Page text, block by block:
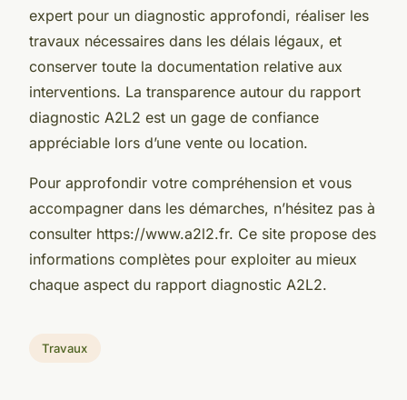
expert pour un diagnostic approfondi, réaliser les
travaux nécessaires dans les délais légaux, et
conserver toute la documentation relative aux
interventions. La transparence autour du rapport
diagnostic A2L2 est un gage de confiance
appréciable lors d’une vente ou location.
Pour approfondir votre compréhension et vous
accompagner dans les démarches, n’hésitez pas à
consulter https://www.a2l2.fr. Ce site propose des
informations complètes pour exploiter au mieux
chaque aspect du rapport diagnostic A2L2.
Travaux